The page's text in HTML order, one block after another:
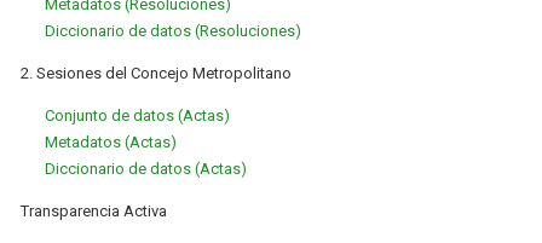
Metadatos (Resoluciones)
Diccionario de datos (Resoluciones)
2. Sesiones del Concejo Metropolitano
Conjunto de datos (Actas)
Metadatos (Actas)
Diccionario de datos (Actas)
Transparencia Activa